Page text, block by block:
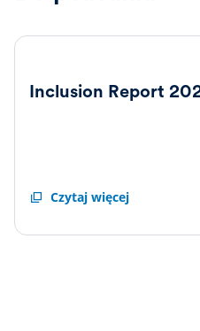
Inclusion Report
Czytaj więcej
Inclusion